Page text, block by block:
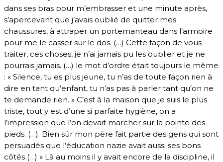
dans ses bras pour m’embrasser et une minute après,
s’apercevant que j’avais oublié de quitter mes
chaussures, à attraper un portemanteau dans l’armoire
pour me le casser sur le dos. (…) Cette façon de vous
traiter, ces choses, je n’ai jamais pu les oublier et je ne
pourrais jamais. (…) le mot d’ordre était toujours le même
: « Silence, tu es plus jeune, tu n’as de toute façon rien à
dire en tant qu’enfant, tu n’as pas à parler tant qu’on ne
te demande rien. » C’est à la maison que je suis le plus
triste, tout y est d’une si parfaite hygiène, on a
l’impression que l’on devait marcher sur la pointe des
pieds. (…). Bien sûr mon père fait partie des gens qui sont
persuadés que l’éducation nazie avait aussi ses bons
côtés (…) « Là au moins il y avait encore de la discipline, il